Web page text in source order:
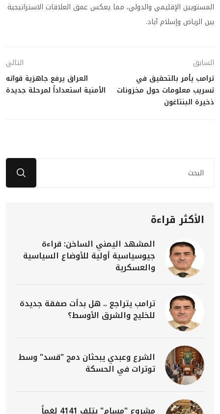
المستويين الإقليمي والدولي، مما يعكس عمق العلاقات الاستراتيجية
بين الرياض وإسلام آباد.
السابق
ترامب يأمر بالتحقيق في
تسريب معلومات حول مخزونات
ذخيرة البنتاغون
التالي
العراق يرفع جاهزية قواته
الأمنية استعداداً لمرحلة جديدة
الأكثر قراءة
المشهد اليمني الساخن: قراءة
جيوسياسية أولية للأوضاع السياسية
والعسكرية
ترامب يتراجع .. هل بدأت صفقة جديدة
للخليج والشرق الأوسط؟
الشرع وعبدي يبحثان دمج "قسد" وسط
توترات في الحسكة
مشروع "مسام" يتلف 4141 لغماً